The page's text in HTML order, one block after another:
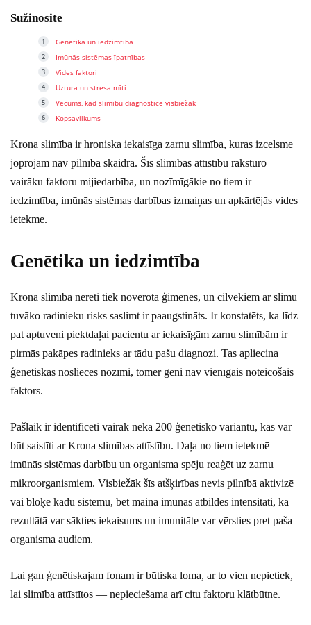
Sužinosite
Genētika un iedzimtība
Imūnās sistēmas īpatnības
Vides faktori
Uztura un stresa mīti
Vecums, kad slimību diagnosticē visbiežāk
Kopsavilkums
Krona slimība ir hroniska iekaisīga zarnu slimība, kuras izcelsme
joprojām nav pilnībā skaidra. Šīs slimības attīstību raksturo
vairāku faktoru mijiedarbība, un nozīmīgākie no tiem ir
iedzimtība, imūnās sistēmas darbības izmaiņas un apkārtējās vides
ietekme.
Genētika un iedzimtība
Krona slimība nereti tiek novērota ģimenēs, un cilvēkiem ar slimu
tuvāko radinieku risks saslimt ir paaugstināts. Ir konstatēts, ka līdz
pat aptuveni piektdaļai pacientu ar iekaisīgām zarnu slimībām ir
pirmās pakāpes radinieks ar tādu pašu diagnozi. Tas apliecina
ģenētiskās noslieces nozīmi, tomēr gēni nav vienīgais noteicošais
faktors.
Pašlaik ir identificēti vairāk nekā 200 ģenētisko variantu, kas var
būt saistīti ar Krona slimības attīstību. Daļa no tiem ietekmē
imūnās sistēmas darbību un organisma spēju reaģēt uz zarnu
mikroorganismiem. Visbiežāk šīs atšķirības nevis pilnībā aktivizē
vai bloķē kādu sistēmu, bet maina imūnās atbildes intensitāti, kā
rezultātā var sākties iekaisums un imunitāte var vērsties pret paša
organisma audiem.
Lai gan ģenētiskajam fonam ir būtiska loma, ar to vien nepietiek,
lai slimība attīstītos — nepieciešama arī citu faktoru klātbūtne.